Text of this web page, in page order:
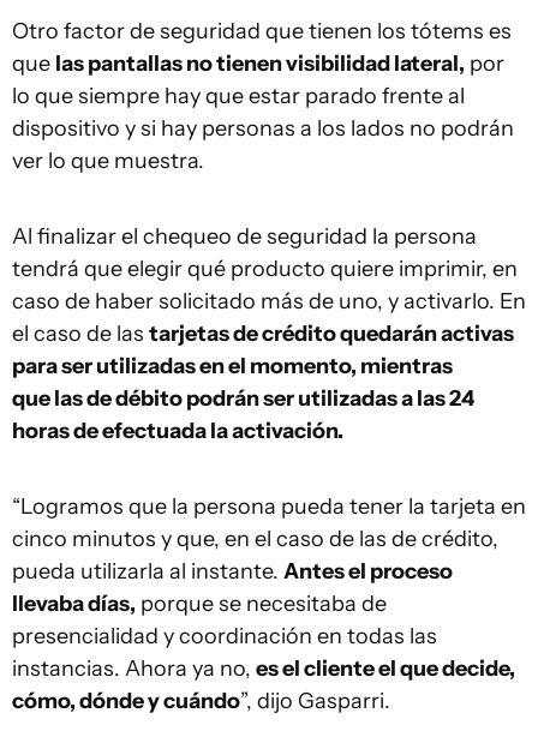
Otro factor de seguridad que tienen los tótems es
que las pantallas no tienen visibilidad lateral, por
lo que siempre hay que estar parado frente al
dispositivo y si hay personas a los lados no podrán
ver lo que muestra.
Al finalizar el chequeo de seguridad la persona
tendrá que elegir qué producto quiere imprimir, en
caso de haber solicitado más de uno, y activarlo. En
el caso de las tarjetas de crédito quedarán activas
para ser utilizadas en el momento, mientras
que las de débito podrán ser utilizadas a las 24
horas de efectuada la activación.
“Logramos que la persona pueda tener la tarjeta en
cinco minutos y que, en el caso de las de crédito,
pueda utilizarla al instante. Antes el proceso
llevaba días, porque se necesitaba de
presencialidad y coordinación en todas las
instancias. Ahora ya no, es el cliente el que decide,
cómo, dónde y cuándo”, dijo Gasparri.